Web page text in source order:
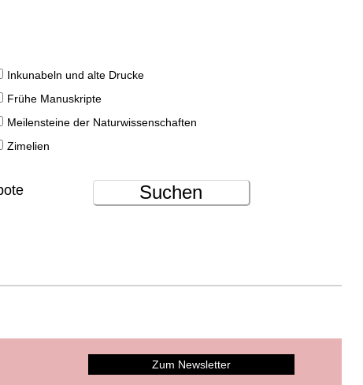
Inkunabeln und alte Drucke
Frühe Manuskripte
Meilensteine der Naturwissenschaften
Zimelien
Suchen
Zum Newsletter